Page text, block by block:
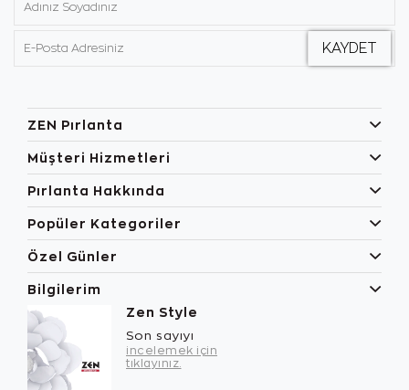
ZEN Pırlanta
Müşteri Hizmetleri
Pırlanta Hakkında
Popüler Kategoriler
Özel Günler
Bilgilerim
Zen Style
Son sayıyı
incelemek için
tıklayınız.